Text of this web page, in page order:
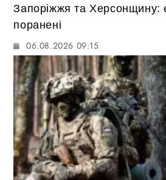
Запоріжжя та Херсонщину:
поранені
06.08.2026 09:15